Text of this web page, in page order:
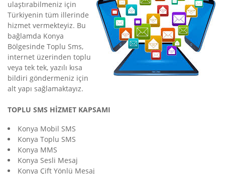
ulaştırabilmeniz için
Türkiyenin tüm illerinde
hizmet vermekteyiz. Bu
bağlamda Konya
Bölgesinde Toplu Sms,
internet üzerinden toplu
veya tek tek, yazılı kısa
bildiri göndermeniz için
alt yapı sağlamaktayız.
TOPLU SMS HİZMET KAPSAMI
Konya Mobil SMS
Konya Toplu SMS
Konya MMS
Konya Sesli Mesaj
Konya Çift Yönlü Mesaj